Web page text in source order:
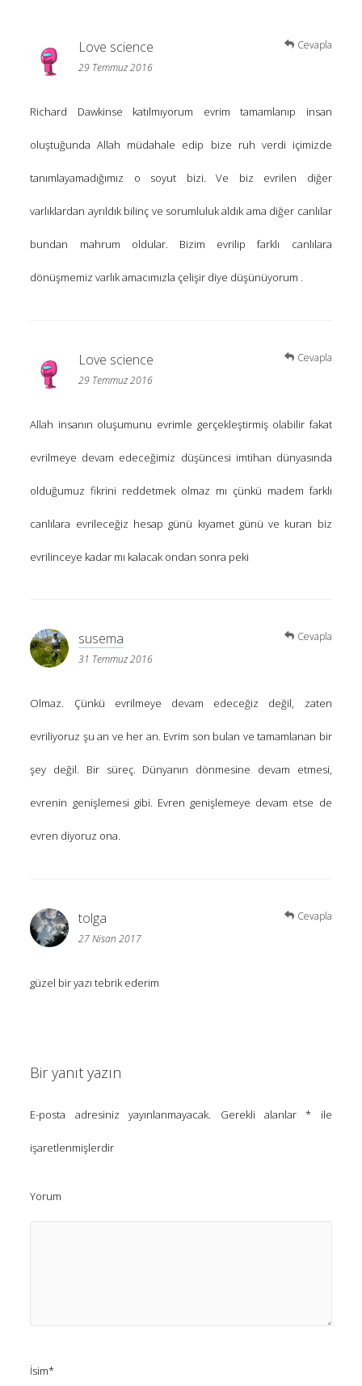
Love science
29 Temmuz 2016
Richard Dawkinse katılmıyorum evrim tamamlanıp insan
oluştuğunda Allah müdahale edip bize ruh verdi içimizde
tanımlayamadığımız o soyut bizi. Ve biz evrilen diğer
varlıklardan ayrıldık bilinç ve sorumluluk aldık ama diğer canlılar
bundan mahrum oldular. Bizim evrilip farklı canlılara
dönüşmemiz varlık amacımızla çelişir diye düşünüyorum .
Cevapla
Love science
29 Temmuz 2016
Allah insanın oluşumunu evrimle gerçekleştirmiş olabilir fakat
evrilmeye devam edeceğimiz düşüncesi imtihan dünyasında
olduğumuz fikrini reddetmek olmaz mı çünkü madem farklı
canlılara evrileceğiz hesap günü kıyamet günü ve kuran biz
evrilinceye kadar mı kalacak ondan sonra peki
Cevapla
susema
31 Temmuz 2016
Olmaz. Çünkü evrilmeye devam edeceğiz değil, zaten
evriliyoruz şu an ve her an. Evrim son bulan ve tamamlanan bir
şey değil. Bir süreç. Dünyanın dönmesine devam etmesi,
evrenin genişlemesi gibi. Evren genişlemeye devam etse de
evren diyoruz ona.
Cevapla
tolga
27 Nisan 2017
güzel bir yazı tebrik ederim
Cevapla
Bir yanıt yazın
E-posta adresiniz yayınlanmayacak. Gerekli alanlar* ile
işaretlenmişlerdir
Yorum
İsim*